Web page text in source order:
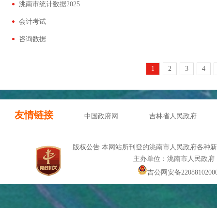
洮南市统计数据2025
会计考试
咨询数据
1 2 3 4
友情链接 中国政府网 吉林省人民政府
版权公告 本网站所刊登的洮南市人民政府各种
主办单位：洮南市人民政
吉公网安备